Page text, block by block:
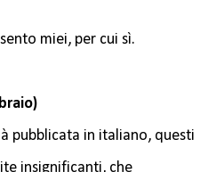
miei, per cui sì.
pubblicata in italiano, questi
insignificanti, che